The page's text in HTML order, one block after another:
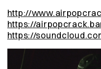
http://
https://
https://